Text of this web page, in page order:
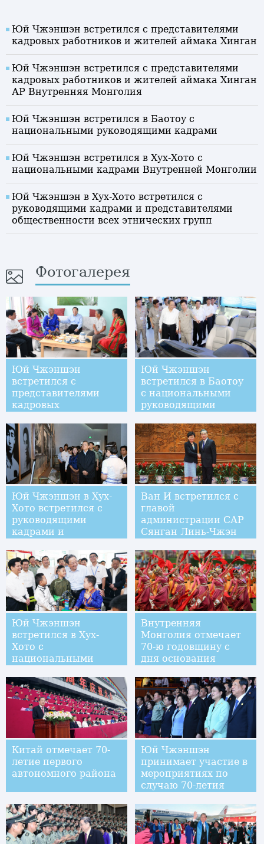
Юй Чжэншэн встретился с представителями
кадровых работников и жителей аймака Хинган
Юй Чжэншэн встретился с представителями
кадровых работников и жителей аймака Хинган
АР Внутренняя Монголия
Юй Чжэншэн встретился в Баотоу с
национальными руководящими кадрами
Юй Чжэншэн встретился в Хух-Хото с
национальными кадрами Внутренней Монголии
Юй Чжэншэн в Хух-Хото встретился с
руководящими кадрами и представителями
общественности всех этнических групп
Фотогалерея
Юй Чжэншэн
встретился с
представителями
кадровых
жителей аймака
Хинган
Юй Чжэншэн
встретился в Баотоу
с национальными
руководящими
Юй Чжэншэн в Хух-
Хото встретился с
руководящими
кадрами и
общественности всех
этнических групп
Ван И встретился с
главой
администрации САР
Сянган Линь-Чжэн
Юй Чжэншэн
встретился в Хух-
Хото с
национальными
Монголии
Внутренняя
Монголия отмечает
70-ю годовщину с
дня основания
Китай отмечает 70-
летие первого
автономного района
Юй Чжэншэн
принимает участие в
мероприятиях по
случаю 70-летия
автономного района
Внутренняя
Монголия в Хух-Хото